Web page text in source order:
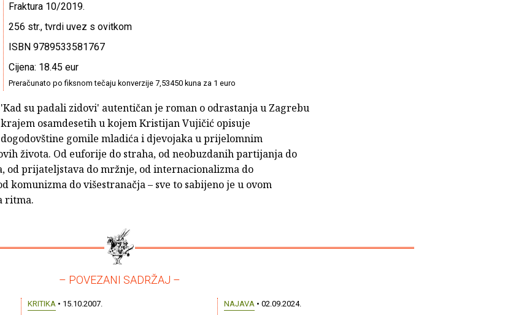
Fraktura 10/2019.
256 str., tvrdi uvez s ovitkom
ISBN 9789533581767
Cijena: 18.45 eur
Preračunato po fiksnom tečaju konverzije 7,53450 kuna za 1 euro
'Kad su padali zidovi' autentičan je roman o odrastanja u Zagrebu
krajem osamdesetih u kojem Kristijan Vujičić opisuje
dogodovštine gomile mladića i djevojaka u prijelomnim
života. Od euforije do straha, od neobuzdanih partijanja do
od prijateljstava do mržnje, od internacionalizma do
komunizma do višestranačja – sve to sabijeno je u ovom
ritma.
– POVEZANI SADRŽAJ –
KRITIKA• 15.10.2007. NAJAVA• 02.09.2024.